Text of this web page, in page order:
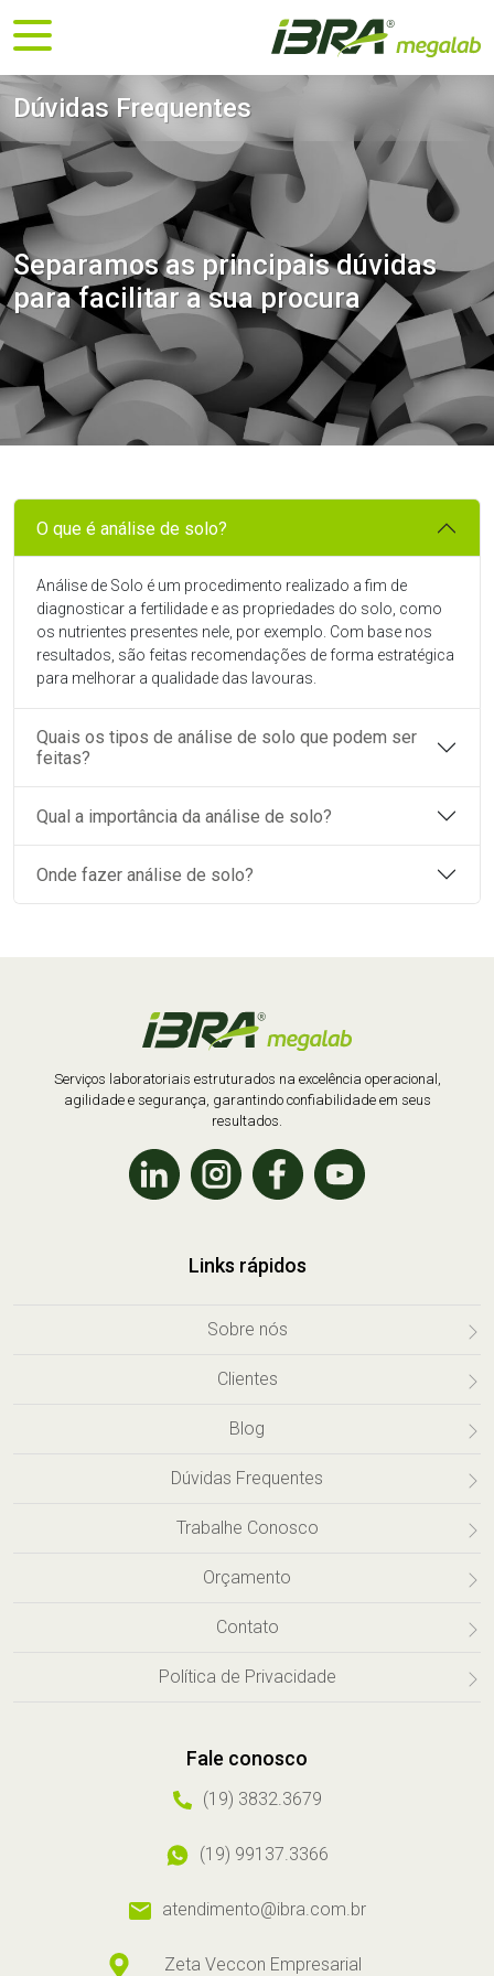
Dúvidas Frequentes
Separamos as principais dúvidas
para facilitar a sua procura
O que é análise de solo?
Análise de Solo é um procedimento realizado a fim de
diagnosticar a fertilidade e as propriedades do solo, como
os nutrientes presentes nele, por exemplo. Com base nos
resultados, são feitas recomendações de forma estratégica
para melhorar a qualidade das lavouras.
Quais os tipos de análise de solo que podem ser
feitas?
Qual a importância da análise de solo?
Onde fazer análise de solo?
Serviços laboratoriais estruturados na excelência operacional,
agilidade e segurança, garantindo confiabilidade em seus
resultados.
Links rápidos
Sobre nós
Clientes
Blog
Dúvidas Frequentes
Trabalhe Conosco
Orçamento
Contato
Política de Privacidade
Fale conosco
(19) 3832.3679
(19) 99137.3366
atendimento@ibra.com.br
Zeta Veccon Empresarial